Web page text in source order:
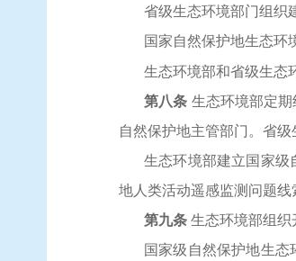
省级生态环境部门组织
国家自然保护地生态环
生态环境部和省级生态
第八条 生态环境部定
自然保护地主管部门。省
生态环境部建立国家级
地人类活动遥感监测问题线
第九条 生态环境部组织
国家级自然保护地生